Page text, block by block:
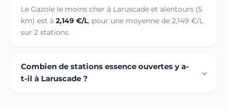
Le Gazole le moins cher à Laruscade et alentours (5
km) est à 2,149 €/L, pour une moyenne de 2,149 €/L
sur 2 stations.
Combien de stations essence ouvertes y a-
t-il à Laruscade ?